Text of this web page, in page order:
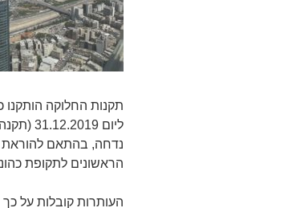
הראשונים לתקופת כהונתה
העותרות קובלות על